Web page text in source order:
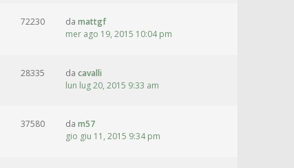
72230 da mattgf
mer ago 19, 2015 10:04 pm
28335 da cavalli
lun lug 20, 2015 9:33 am
37580 da m57
gio giu 11, 2015 9:34 pm